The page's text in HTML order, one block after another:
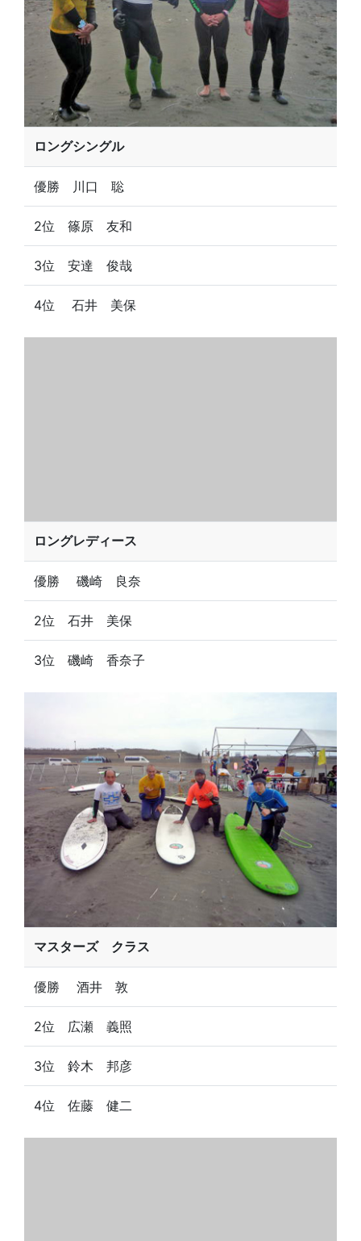
ロングシングル
優勝 川口 聡
2位 篠原 友和
3位 安達 俊哉
4位 石井 美保
ロングレディース
優勝 磯崎 良奈
2位 石井 美保
3位 磯崎 香奈子
マスターズ クラス
優勝 酒井 敦
2位 広瀬 義照
3位 鈴木 邦彦
4位 佐藤 健二